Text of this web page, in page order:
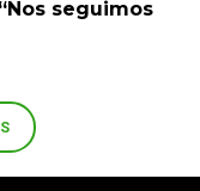
seguimos